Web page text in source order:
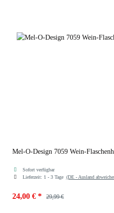
Mel-O-Design 7059 Wein-
Sofort verfügbar
Lieferzeit: 1 - 3 Tage (DE - Ausland
24,00 € * 29,99 €